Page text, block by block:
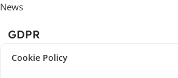
News
GDPR
Cookie Policy